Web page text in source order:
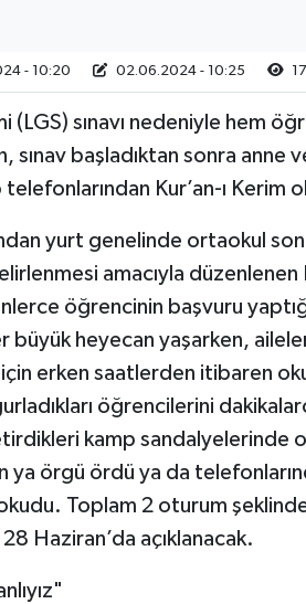
- 10:20 02.06.2024 - 10:25 17
(LGS) sınavı nedeniyle hem
sınav başladıktan sonra anne
telefonlarından Kur’an-ı Kerim
yurt genelinde ortaokul son
amacıyla düzenlenen
öğrencinin başvuru
büyük heyecan yaşarken,
erken saatlerden itibaren
öğrencilerini
kamp sandalyelerinde
ya örgü ördü ya da
okudu. Toplam 2 oturum
Haziran’da açıklanacak.